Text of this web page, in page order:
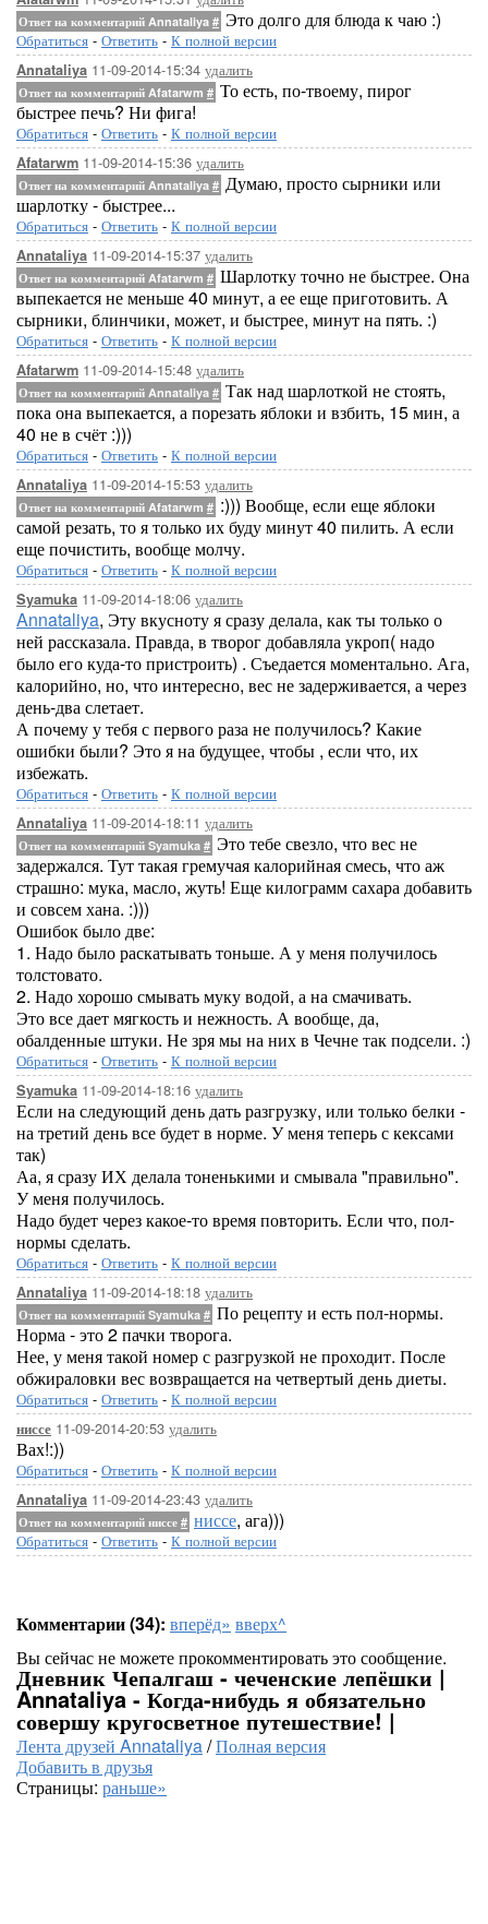
Ответ на комментарий Annataliya # Это долго для блюда к чаю :)
Обратиться - Ответить - К полной версии
Annataliya 11-09-2014-15:34 удалить
Ответ на комментарий Afatarwm # То есть, по-твоему, пирог
быстрее печь? Ни фига!
Обратиться - Ответить - К полной версии
Afatarwm 11-09-2014-15:36 удалить
Ответ на комментарий Annataliya # Думаю, просто сырники или
шарлотку - быстрее...
Обратиться - Ответить - К полной версии
Annataliya 11-09-2014-15:37 удалить
Ответ на комментарий Afatarwm # Шарлотку точно не быстрее. Она
выпекается не меньше 40 минут, а ее еще приготовить. А
сырники, блинчики, может, и быстрее, минут на пять. :)
Обратиться - Ответить - К полной версии
Afatarwm 11-09-2014-15:48 удалить
Ответ на комментарий Annataliya # Так над шарлоткой не стоять,
пока она выпекается, а порезать яблоки и взбить, 15 мин, а
40 не в счёт :)))
Обратиться - Ответить - К полной версии
Annataliya 11-09-2014-15:53 удалить
Ответ на комментарий Afatarwm # :))) Вообще, если еще яблоки
самой резать, то я только их буду минут 40 пилить. А если
еще почистить, вообще молчу.
Обратиться - Ответить - К полной версии
Syamuka 11-09-2014-18:06 удалить
Annataliya, Эту вкусноту я сразу делала, как ты только о
ней рассказала. Правда, в творог добавляла укроп( надо
было его куда-то пристроить) . Съедается моментально. Ага,
калорийно, но, что интересно, вес не задерживается, а через
день-два слетает.
А почему у тебя с первого раза не получилось? Какие
ошибки были? Это я на будущее, чтобы , если что, их
избежать.
Обратиться - Ответить - К полной версии
Annataliya 11-09-2014-18:11 удалить
Ответ на комментарий Syamuka # Это тебе свезло, что вес не
задержался. Тут такая гремучая калорийная смесь, что аж
страшно: мука, масло, жуть! Еще килограмм сахара добавить
и совсем хана. :)))
Ошибок было две:
1. Надо было раскатывать тоньше. А у меня получилось
толстовато.
2. Надо хорошо смывать муку водой, а на смачивать.
Это все дает мягкость и нежность. А вообще, да,
обалденные штуки. Не зря мы на них в Чечне так подсели. :)
Обратиться - Ответить - К полной версии
Syamuka 11-09-2014-18:16 удалить
Если на следующий день дать разгрузку, или только белки -
на третий день все будет в норме. У меня теперь с кексами
так)
Аа, я сразу ИХ делала тоненькими и смывала "правильно".
У меня получилось.
Надо будет через какое-то время повторить. Если что, пол-
нормы сделать.
Обратиться - Ответить - К полной версии
Annataliya 11-09-2014-18:18 удалить
Ответ на комментарий Syamuka # По рецепту и есть пол-нормы.
Норма - это 2 пачки творога.
Нее, у меня такой номер с разгрузкой не проходит. После
обжираловки вес возвращается на четвертый день диеты.
Обратиться - Ответить - К полной версии
ниссе 11-09-2014-20:53 удалить
Вах!:))
Обратиться - Ответить - К полной версии
Annataliya 11-09-2014-23:43 удалить
Ответ на комментарий ниссе # ниссе, ага)))
Обратиться - Ответить - К полной версии
Комментарии (34): вперёд» вверх^
Вы сейчас не можете прокомментировать это сообщение.
Дневник Чепалгаш - чеченские лепёшки |
Annataliya - Когда-нибудь я обязательно
совершу кругосветное путешествие! |
Лента друзей Annataliya/Полная версия
Добавить в друзья
Страницы: раньше»